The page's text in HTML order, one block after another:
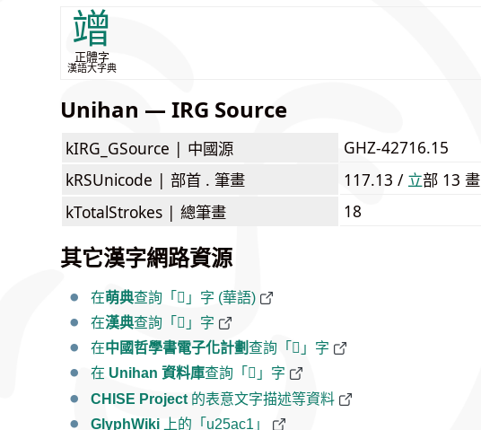
竲
正體字
漢語大字典
Unihan — IRG Source
kIRG_GSource | 中國源
GHZ-42716.15
kRSUnicode | 部首 . 筆畫 117.13 / ⽴部 13 畫
kTotalStrokes | 總筆畫 18
其它漢字網路資源
在萌典查詢「𥫁」字 (華語)
在漢典查詢「𥫁」字
在中國哲學書電子化計劃 查詢「𥫁」字
在 Unihan 資料庫查詢「𥫁」字
CHISE Project 的表意文字描述等資料
GlyphWiki 上的「u25ac1」